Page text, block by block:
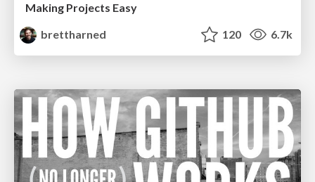
Making Projects Easy
brettharned
120 6.7k